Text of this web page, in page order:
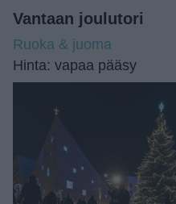
Vantaan joulutori
Ruoka & juoma
Hinta: vapaa pääsy